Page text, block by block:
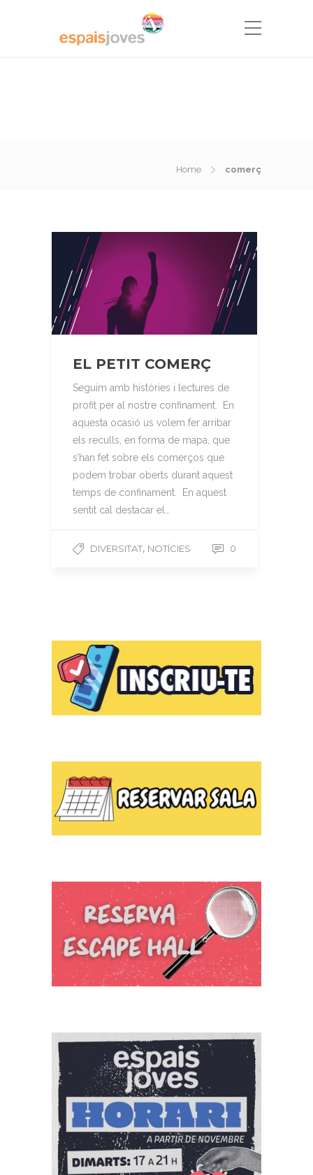
Home comerç
EL PETIT COMERÇ
Seguim amb històries i lectures de
profit per al nostre confinament. En
aquesta ocasió us volem fer arribar
els reculls, en forma de mapa, que
s’han fet sobre els comerços que
podem trobar oberts durant aquest
temps de confinament. En aquest
sentit cal destacar el…
DIVERSITAT, NOTÍCIES 0